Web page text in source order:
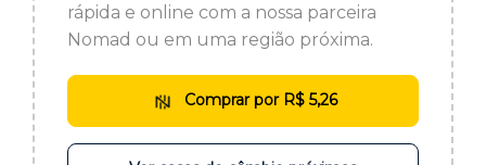
rápida e online com a nossa parceira
Nomad ou em uma região próxima.
Comprar por R$ 5,26